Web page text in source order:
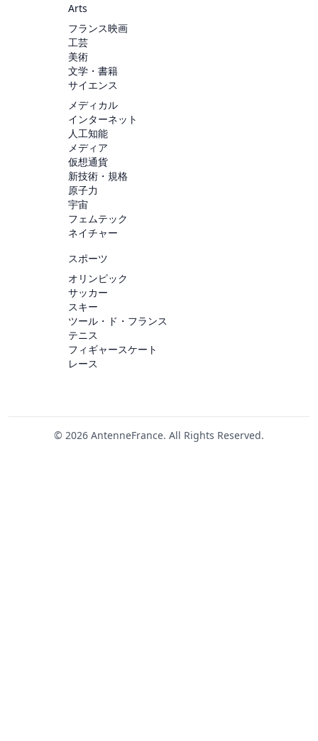
Arts
フランス映画
工芸
美術
文学・書籍
サイエンス
メディカル
インターネット
人工知能
メディア
仮想通貨
新技術・規格
原子力
宇宙
フェムテック
ネイチャー
スポーツ
オリンピック
サッカー
スキー
ツール・ド・フランス
テニス
フィギャースケート
レース
© 2026 AntenneFrance. All Rights Reserved.